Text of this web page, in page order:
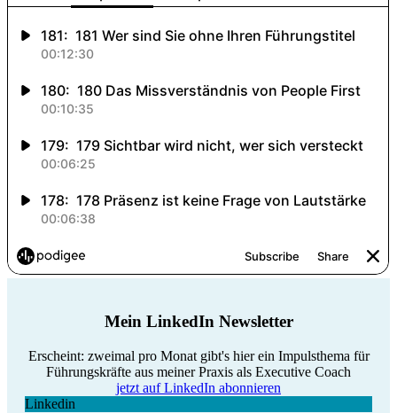
Mein LinkedIn Newsletter
Erscheint: zweimal pro Monat gibt's hier ein Impulsthema für
Führungskräfte aus meiner Praxis als Executive Coach
jetzt auf LinkedIn abonnieren
Linkedin